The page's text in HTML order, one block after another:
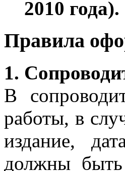
2010 года).
Правила
1.
В
работы, в
издание,
должны быть